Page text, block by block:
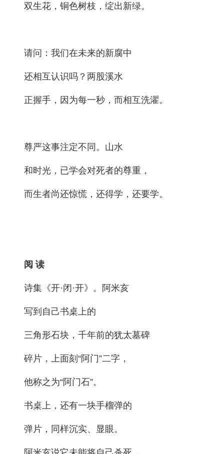
双生花，铜色树枝，绽出新绿。
请问：我们在未来的新腐中
还相互认识吗？两股溪水
正握手，因为每一秒，而相互洗濯。
尊严这事注定不同。山水
和时光，已学会对死者的尊重，
而生者尚还惊慌，还得学，还要学。
阅 读
诗集《开·闭·开》。阿米亥
写到自己书桌上的
三角形石块，千年前的犹太墓碑
碎片，上面刻“阿门”二字，
他称之为“阿门石”。
书桌上，还有一块手榴弹的
弹片，同样沉实、显眼。